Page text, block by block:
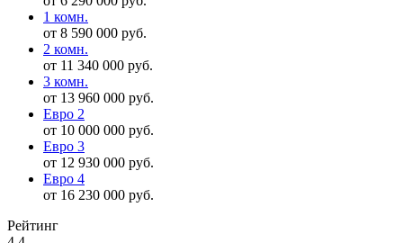
1 комн.
от 8 590 000 руб.
2 комн.
от 11 340 000 руб.
3 комн.
от 13 960 000 руб.
Евро 2
от 10 000 000 руб.
Евро 3
от 12 930 000 руб.
Евро 4
от 16 230 000 руб.
Рейтинг